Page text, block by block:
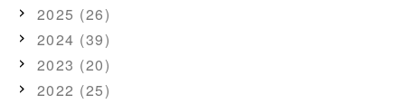
2025 (26)
2024 (39)
2023 (20)
2022 (25)